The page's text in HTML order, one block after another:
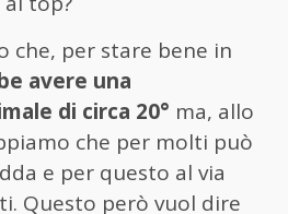
che, per stare bene in
avere una
di circa 20° ma, allo
che per molti può
e per questo al via
Questo però vuol dire